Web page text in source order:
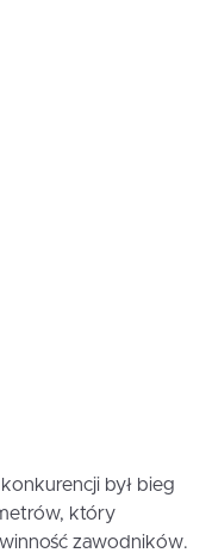
był bieg
który
zawodników.